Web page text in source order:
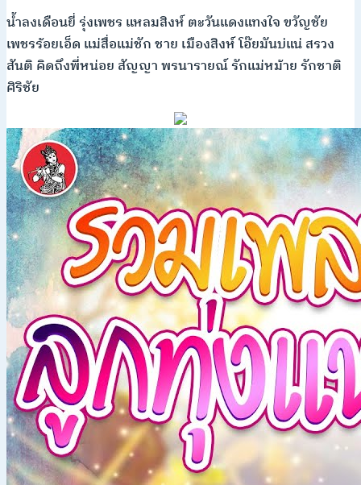
น้ำลงเดือนยี่ รุ่งเพชร แหลมสิงห์ ตะวันแดงแทงใจ ขวัญชัย
เพชรร้อยเอ็ด แม่สื่อแม่ชัก ชาย เมืองสิงห์ โอ๊ยมันบ่แน่ สรวง
สันติ คิดถึงพี่หน่อย สัญญา พรนารายณ์ รักแม่หม้าย รักชาติ
ศิริชัย